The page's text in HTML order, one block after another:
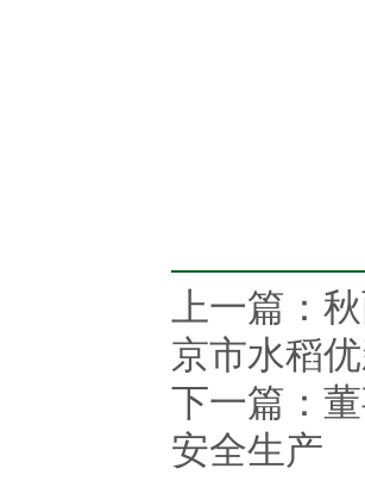
上一篇：
京市水稻
下一篇：
安全生产